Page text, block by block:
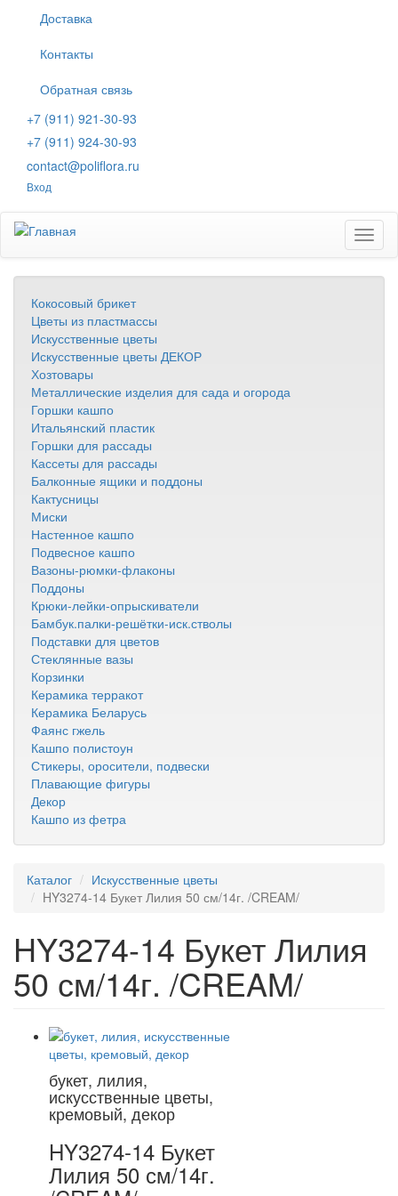
содержанию
Доставка
Контакты
Обратная связь
+7 (911) 921-30-93
+7 (911) 924-30-93
contact@poliflora.ru
Вход
Кокосовый брикет
Цветы из пластмассы
Искусственные цветы
Искусственные цветы ДЕКОР
Хозтовары
Металлические изделия для сада и огорода
Горшки кашпо
Итальянский пластик
Горшки для рассады
Кассеты для рассады
Балконные ящики и поддоны
Кактусницы
Миски
Настенное кашпо
Подвесное кашпо
Вазоны-рюмки-флаконы
Поддоны
Крюки-лейки-опрыскиватели
Бамбук.палки-решётки-иск.стволы
Подставки для цветов
Стеклянные вазы
Корзинки
Керамика терракот
Керамика Беларусь
Фаянс гжель
Кашпо полистоун
Стикеры, оросители, подвески
Плавающие фигуры
Декор
Кашпо из фетра
Каталог
Искусственные цветы
HY3274-14 Букет Лилия 50 см/14г. /CREAM/
HY3274-14 Букет Лилия
50 см/14г. /CREAM/
букет, лилия,
искусственные цветы,
кремовый, декор
HY3274-14 Букет
Лилия 50 см/14г.